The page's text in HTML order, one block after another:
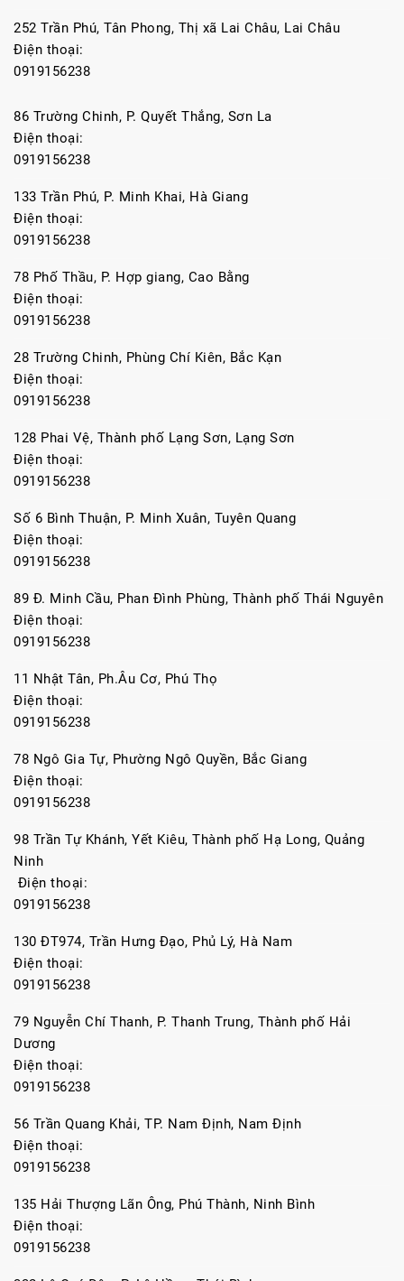
252 Trần Phú, Tân Phong, Thị xã Lai Châu, Lai Châu
Điện thoại:
0919156238
86 Trường Chinh, P. Quyết Thắng, Sơn La
Điện thoại:
0919156238
133 Trần Phú, P. Minh Khai, Hà Giang
Điện thoại:
0919156238
78 Phố Thầu, P. Hợp giang, Cao Bằng
Điện thoại:
0919156238
28 Trường Chinh, Phùng Chí Kiên, Bắc Kạn
Điện thoại:
0919156238
128 Phai Vệ, Thành phố Lạng Sơn, Lạng Sơn
Điện thoại:
0919156238
Số 6 Bình Thuận, P. Minh Xuân, Tuyên Quang
Điện thoại:
0919156238
89 Đ. Minh Cầu, Phan Đình Phùng, Thành phố Thái Nguyên
Điện thoại:
0919156238
11 Nhật Tân, Ph.Âu Cơ, Phú Thọ
Điện thoại:
0919156238
78 Ngô Gia Tự, Phường Ngô Quyền, Bắc Giang
Điện thoại:
0919156238
98 Trần Tự Khánh, Yết Kiêu, Thành phố Hạ Long, Quảng
Ninh
Điện thoại:
0919156238
130 ĐT974, Trần Hưng Đạo, Phủ Lý, Hà Nam
Điện thoại:
0919156238
79 Nguyễn Chí Thanh, P. Thanh Trung, Thành phố Hải
Dương
Điện thoại:
0919156238
56 Trần Quang Khải, TP. Nam Định, Nam Định
Điện thoại:
0919156238
135 Hải Thượng Lãn Ông, Phú Thành, Ninh Bình
Điện thoại:
0919156238